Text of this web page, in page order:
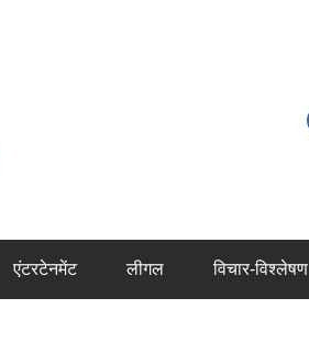
एंटरटेनमेंट लीगल विचार-विश्लेषण